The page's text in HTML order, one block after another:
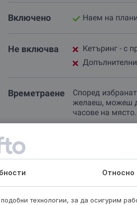
Включено Наем на
Не включва
Кетъринг - с
Времетраене
Според
желаеш, можеш
часове на място.
Брой
участници
Ваучерът важи
разполага с 8
Относно
технологии, за да осигурим